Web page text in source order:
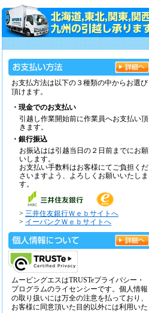
お支払方法は以下の３種類の中からお選び
頂けます。
・現金でのお支払い
引越し作業開始前に作業員へお支払い頂
きます。
・銀行振込
お振込はは引越当日の２日前までにお願
いします。
お支払い手数料はお客様にてご負担くだ
さいますよう、よろしくお願いいたしま
す。
> 三井住友銀行Ｗｅｂサイトへ
> イーバンクＷｅｂサイトへ
ムービングエスはTRUSTeプライバシー・
プログラムのライセンシーです。個人情報
の取り扱いには万全の注意を払っており、
お客様に同意頂いた目的以外には利用いた